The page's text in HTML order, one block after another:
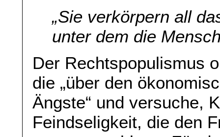
„Sie verkörpern all
unter dem die
Der Rechtspopulismus
die „über den
Ängste“ und versuche,
Feindseligkeit, die den